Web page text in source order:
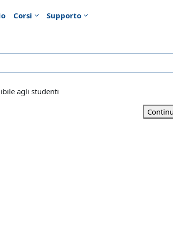
Corsi Supporto
agli studenti